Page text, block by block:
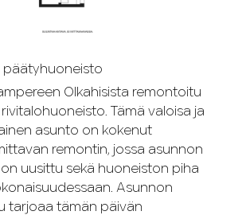
päätyhuoneisto
Olkahisista remontoitu
Tämä valoisa ja
asunto on kokenut
remontin, jossa asunnon
uusittu sekä huoneiston piha
Asunnon
tarjoaa tämän päivän